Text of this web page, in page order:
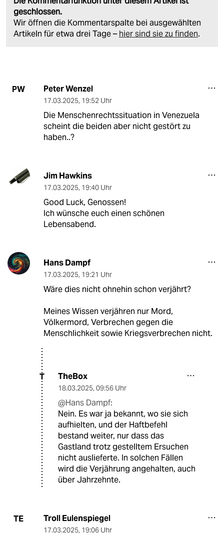
geschlossen.
Wir öffnen die Kommentarspalte bei ausgewählten
Artikeln für etwa drei Tage – hier sind sie zu finden.
PW Peter Wenzel
17.03.2025, 19:52 Uhr
Die Menschenrechtssituation in Venezuela
scheint die beiden aber nicht gestört zu
haben..?
Jim Hawkins
17.03.2025, 19:40 Uhr
Good Luck, Genossen!
Ich wünsche euch einen schönen
Lebensabend.
Hans Dampf
17.03.2025, 19:21 Uhr
Wäre dies nicht ohnehin schon verjährt?
Meines Wissen verjähren nur Mord,
Völkermord, Verbrechen gegen die
Menschlichkeit sowie Kriegsverbrechen nicht.
T TheBox
18.03.2025, 09:56 Uhr
@Hans Dampf:
Nein. Es war ja bekannt, wo sie sich
aufhielten, und der Haftbefehl
bestand weiter, nur dass das
Gastland trotz gestelltem Ersuchen
nicht auslieferte. In solchen Fällen
wird die Verjährung angehalten, auch
über Jahrzehnte.
TE Troll Eulenspiegel
17.03.2025, 19:06 Uhr